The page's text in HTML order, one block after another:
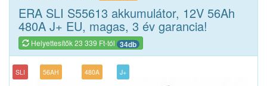
ERA SLI S55613 akkumulátor, 12V 56Ah
480A J+ EU, magas, 3 év garancia!
Helyettesítők 23 339 Ft-tól 34db
SLI 56AH 480A J+